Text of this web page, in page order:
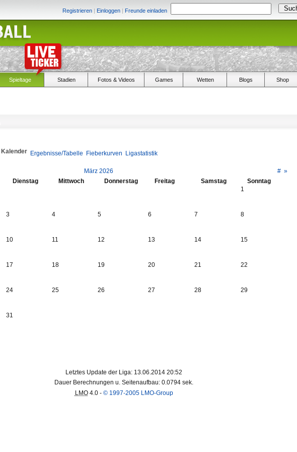
Registrieren | Einloggen | Freunde einladen
Spieltage Stadien Fotos & Videos Games Wetten Blogs Shop
Kalender Ergebnisse/Tabelle Fieberkurven Ligastatistik
März 2026 # »
Dienstag Mittwoch Donnerstag Freitag Samstag
Sonntag
1
3 4 5 6 7 8
10 11 12 13 14 15
17 18 19 20 21 22
24 25 26 27 28 29
31
Letztes Update der Liga: 13.06.2014 20:52
Dauer Berechnungen u. Seitenaufbau: 0.0794 sek.
LMO4.0 - © 1997-2005 LMO-Group